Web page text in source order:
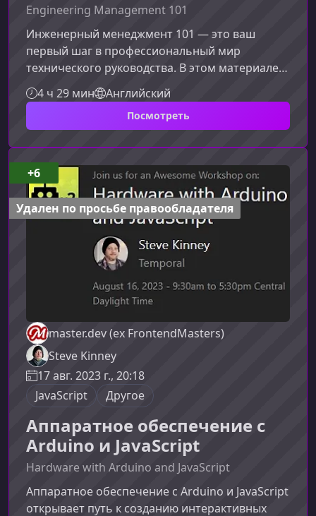
Engineering Management 101
Инженерный менеджмент 101 — это ваш
первый шаг в профессиональный мир
технического руководства. В этом материале
вы получите глубокое, но доступное
понимание роли инженерного менеджера,
узнаете, как меняется путь специалиста при
переходе к управлению, и освоите
проверенные практики успешного старта в
новой должности.Что такое инженерный
менеджментИнженерный менеджмент
объединяет техническую экспертизу с
управленческими навыками. Руководитель в
4 ч 29 мин Английский
Посмотреть
master.dev (ex FrontendMasters)
Steve Kinney
17 авг. 2023 г., 20:18
JavaScript
Другое
Аппаратное обеспечение с
Arduino и JavaScript
Hardware with Arduino and JavaScript
Аппаратное обеспечение с Arduino и JavaScript
открывает путь к созданию интерактивных
+6
Удален по просьбе правообладателя